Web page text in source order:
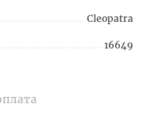
Cleopatra
16649